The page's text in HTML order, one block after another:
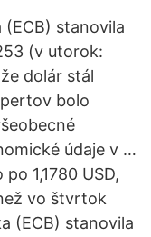
stanovila
(v utorok:
dolár stál
bolo
údaje v …
1,1780 USD,
vo štvrtok
(ECB) stanovila